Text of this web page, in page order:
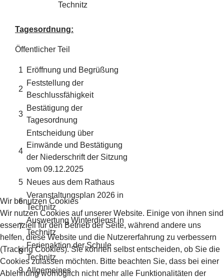
Technitz
Tagesordnung:
Öffentlicher Teil
1 Eröffnung und Begrüßung
2
Feststellung der
Beschlussfähigkeit
3
Bestätigung der
Tagesordnung
4
Entscheidung über
Einwände und Bestätigung
der Niederschrift der Sitzung
vom 09.12.2025
5 Neues aus dem Rathaus
6
Veranstaltungsplan 2026 in
Technitz
7
Auswertung Winterdienst in
Technitz
8
Ferienaktion der Schule
Technitz
9 Allgemeines
Wir benutzen Cookies
Wir nutzen Cookies auf unserer Website. Einige von ihnen sind
essenziell für den Betrieb der Seite, während andere uns
helfen, diese Website und die Nutzererfahrung zu verbessern
(Tracking Cookies). Sie können selbst entscheiden, ob Sie die
Cookies zulassen möchten. Bitte beachten Sie, dass bei einer
Ablehnung womöglich nicht mehr alle Funktionalitäten der